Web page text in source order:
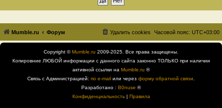
Mumble.ru Форум Часовой пояс: UTC+03:00
Удалить cookies
Copyright ©Mumble.ru 2009-2025. Все права защищены.
Копировние ЛЮБОЙ информации с данного сайта законно ТОЛЬКО при наличии
активной ссылки на Mumble.ru ®
Связь с Администрацией: по e-mail или через форму обратной связи
Разработано : B0nuse ®
Конфиденциальность| Правила